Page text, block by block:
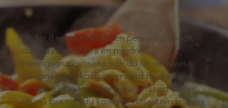
Under 8 veckor har du en personlig coach,
du kommer tillhöra en mindre
träningsgrupp online och du får veckovisa
tränings- och kostplaner med fullständiga
recept. Detta kommer garanterat att få dig
att må bra och du kommer dessutom komma